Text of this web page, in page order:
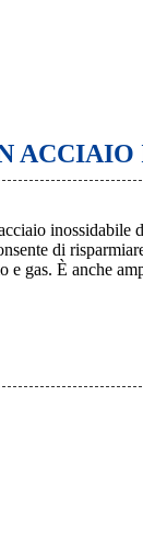
ACCIAIO
inossidabile
di
gas. È anche